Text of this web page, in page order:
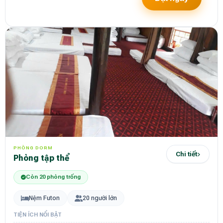
PHÒNG DORM
Phòng tập thể Chi tiết
Còn 20 phòng trống
Nệm Futon 20 người lớn
TIỆN ÍCH NỔI BẬT